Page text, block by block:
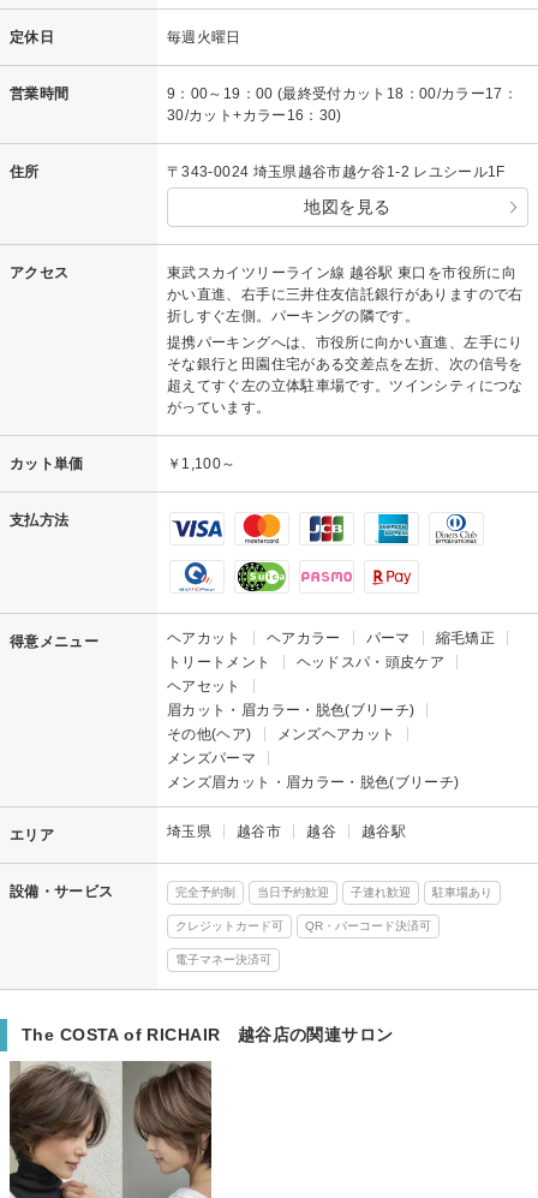
定休日 毎週火曜日
営業時間
9：00～19：00 (最終受付カット18：00/カラー17：
30/カット+カラー16：30)
住所 〒343-0024 埼玉県越谷市越ケ谷1-2 レユシール1F
地図を見る
アクセス
東武スカイツリーライン線 越谷駅 東口を市役所に向
かい直進、右手に三井住友信託銀行がありますので右
折しすぐ左側。パーキングの隣です。
提携パーキングへは、市役所に向かい直進、左手にり
そな銀行と田園住宅がある交差点を左折、次の信号を
超えてすぐ左の立体駐車場です。ツインシティにつな
がっています。
カット単価 ￥1,100～
支払方法
得意メニュー ヘアカット ヘアカラー パーマ
縮毛矯正
トリートメント
ヘッドスパ・頭皮ケア
ヘアセット
眉カット・眉カラー・脱色(ブリーチ)
その他(ヘア)
メンズヘアカット
メンズパーマ
メンズ眉カット・眉カラー・脱色(ブリーチ)
エリア 埼玉県 越谷市 越谷 越谷駅
設備・サービス 完全予約制 当日予約歓迎 子連れ歓迎 駐車場あり
クレジットカード可 QR・バーコード決済可
電子マネー決済可
The COSTA of RICHAIR 越谷店の関連サロン